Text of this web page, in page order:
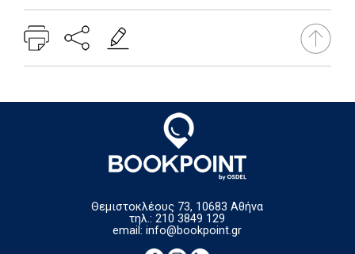
Θεμιστοκλέους 73, 10683 Αθήνα
τηλ.: 210 3849 129
email:info@bookpoint.gr